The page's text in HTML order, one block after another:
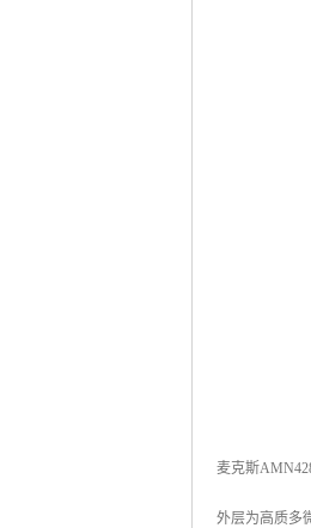
麦克斯
外层为高质多